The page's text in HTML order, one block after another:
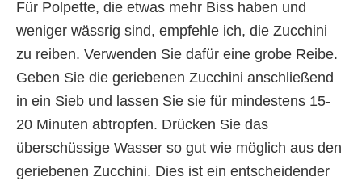
Für Polpette, die etwas mehr Biss haben und
weniger wässrig sind, empfehle ich, die Zucchini
zu reiben. Verwenden Sie dafür eine grobe Reibe.
Geben Sie die geriebenen Zucchini anschließend
in ein Sieb und lassen Sie sie für mindestens 15-
20 Minuten abtropfen. Drücken Sie das
überschüssige Wasser so gut wie möglich aus den
geriebenen Zucchini. Dies ist ein entscheidender